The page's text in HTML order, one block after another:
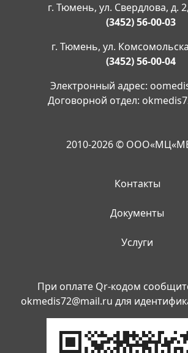
г. Тюмень, ул. Свердлова, д.
(3452) 56-00-03
г. Тюмень, ул.
(3452) 56-00-04
Электронный адрес:
Договорной отдел:
2010-2026 ©
Контакты
Документы
Услуги
При оплате Qr-кодом
okmedis72@mail.ru для